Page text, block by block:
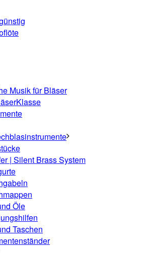
Musik für Bläser
| Silent Brass System
Öle
Taschen